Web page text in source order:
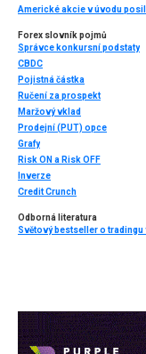
Forex slovník pojmů
Správce konkursní podstaty
CBDC
Pojistná částka
Ručení za prospekt
Maržový vklad
Prodejní (PUT) opce
Grafy
Risk ON a Risk OFF
Inverze
Credit Crunch
Odborná literatura